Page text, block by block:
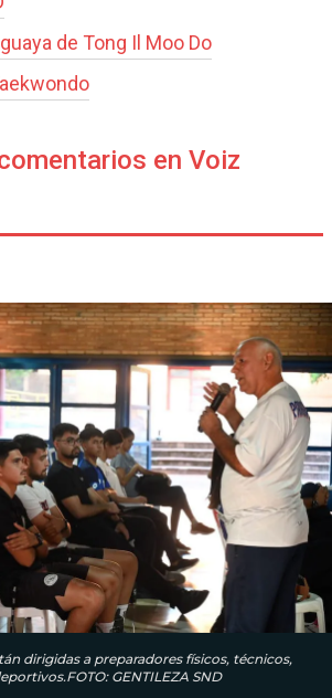
de Tong Il Moo Do
en Voiz
dirigidas a preparadores físicos, técnicos,
GENTILEZA SND